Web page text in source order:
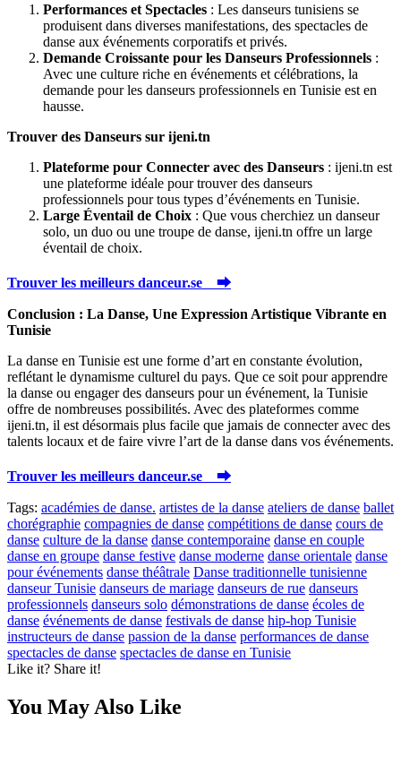
Performances et Spectacles : Les danseurs tunisiens se
produisent dans diverses manifestations, des spectacles de
danse aux événements corporatifs et privés.
Demande Croissante pour les Danseurs Professionnels :
Avec une culture riche en événements et célébrations, la
demande pour les danseurs professionnels en Tunisie est en
hausse.
Trouver des Danseurs sur ijeni.tn
Plateforme pour Connecter avec des Danseurs : ijeni.tn est
une plateforme idéale pour trouver des danseurs
professionnels pour tous types d’événements en Tunisie.
Large Éventail de Choix : Que vous cherchiez un danseur
solo, un duo ou une troupe de danse, ijeni.tn offre un large
éventail de choix.
Trouver les meilleurs danceur.se ⮕
Conclusion : La Danse, Une Expression Artistique Vibrante en
Tunisie
La danse en Tunisie est une forme d’art en constante évolution,
reflétant le dynamisme culturel du pays. Que ce soit pour apprendre
la danse ou engager des danseurs pour un événement, la Tunisie
offre de nombreuses possibilités. Avec des plateformes comme
ijeni.tn, il est désormais plus facile que jamais de connecter avec des
talents locaux et de faire vivre l’art de la danse dans vos événements.
Trouver les meilleurs danceur.se ⮕
Tags: académies de danse. artistes de la danse ateliers de danse ballet
chorégraphie compagnies de danse compétitions de danse cours de
danse culture de la danse danse contemporaine danse en couple
danse en groupe danse festive danse moderne danse orientale danse
pour événements danse théâtrale Danse traditionnelle tunisienne
danseur Tunisie danseurs de mariage danseurs de rue danseurs
professionnels danseurs solo démonstrations de danse écoles de
danse événements de danse festivals de danse hip-hop Tunisie
instructeurs de danse passion de la danse performances de danse
spectacles de danse spectacles de danse en Tunisie
Like it? Share it!
You May Also Like